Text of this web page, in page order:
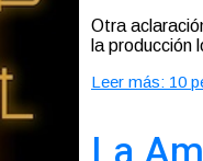
Otra
la producción
Leer más: 10